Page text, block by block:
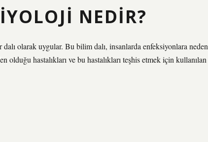
NEDIR?
olarak uygular. Bu bilim dalı, insanlarda enfeksiyonlara neden
olduğu hastalıkları ve bu hastalıkları teşhis etmek için kullanılan